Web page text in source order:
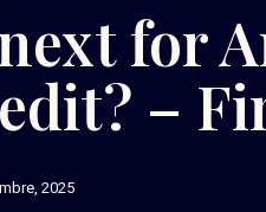
for
–
2025